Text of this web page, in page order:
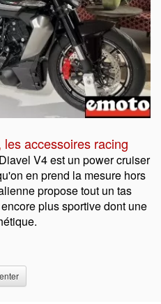
accessoires racing
V4 est un power cruiser
en prend la mesure hors
propose tout un tas
plus sportive dont une